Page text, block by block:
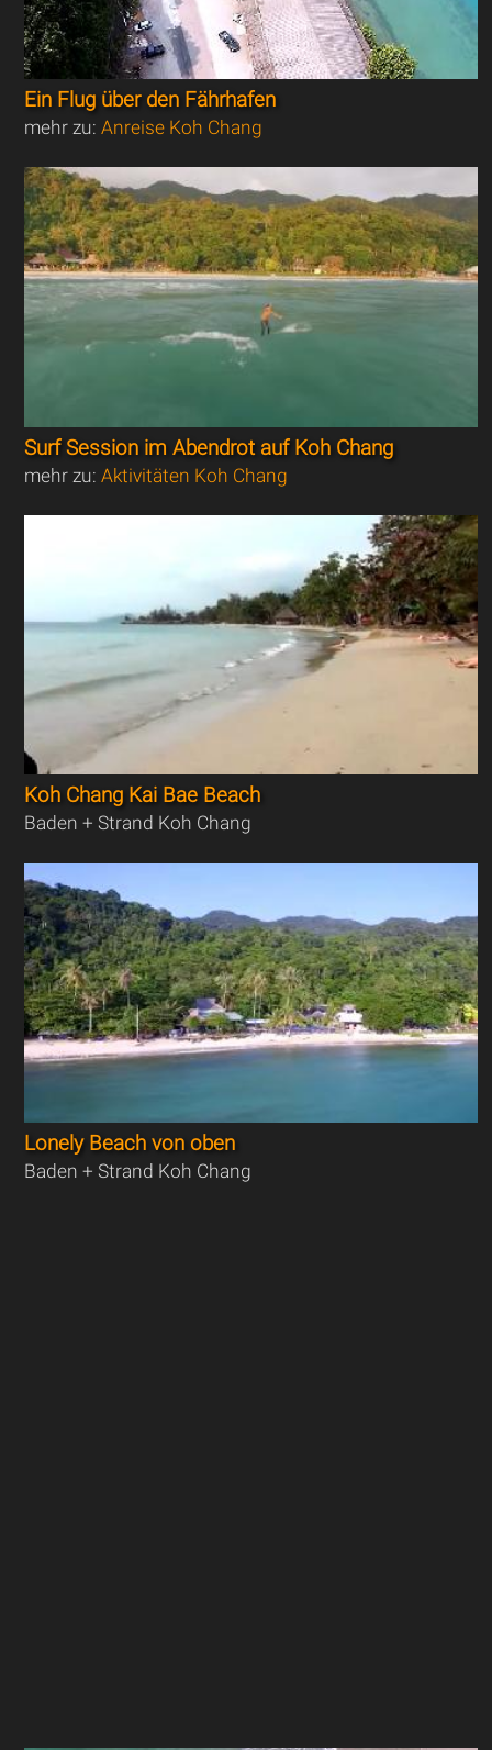
Ein Flug über den Fährhafen
mehr zu:Anreise Koh Chang
Surf Session im Abendrot auf Koh Chang
mehr zu:Aktivitäten Koh Chang
Koh Chang Kai Bae Beach
Baden + Strand Koh Chang
Lonely Beach von oben
Baden + Strand Koh Chang